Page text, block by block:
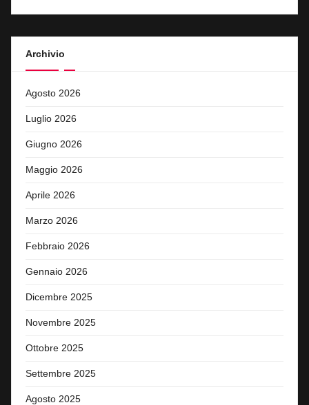
Archivio
Agosto 2026
Luglio 2026
Giugno 2026
Maggio 2026
Aprile 2026
Marzo 2026
Febbraio 2026
Gennaio 2026
Dicembre 2025
Novembre 2025
Ottobre 2025
Settembre 2025
Agosto 2025